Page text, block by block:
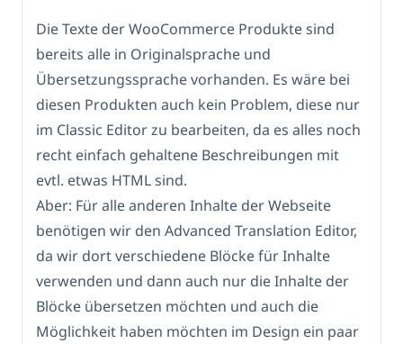
Die Texte der WooCommerce Produkte sind
bereits alle in Originalsprache und
Übersetzungssprache vorhanden. Es wäre bei
diesen Produkten auch kein Problem, diese nur
im Classic Editor zu bearbeiten, da es alles noch
recht einfach gehaltene Beschreibungen mit
evtl. etwas HTML sind.
Aber: Für alle anderen Inhalte der Webseite
benötigen wir den Advanced Translation Editor,
da wir dort verschiedene Blöcke für Inhalte
verwenden und dann auch nur die Inhalte der
Blöcke übersetzen möchten und auch die
Möglichkeit haben möchten im Design ein paar